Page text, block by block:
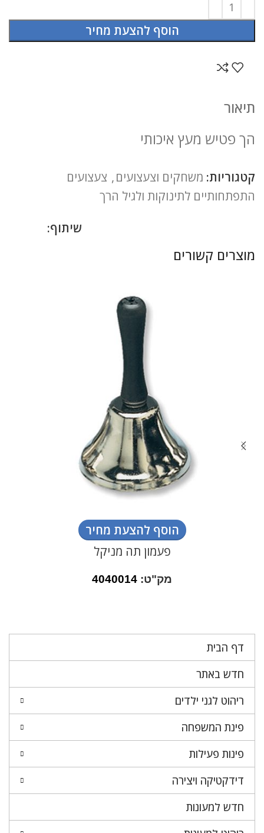
דף הבית
חדש באתר
ריהוט לגני ילדים
פינת המשפחה
פינות פעילות
דידקטיקה ויצירה
חדש למעונות
הוסף להצעת מחיר
תיאור
הך פטיש מעץ איכותי
קטגוריות: משחקים וצעצועים, צעצועים
התפתחותיים לתינוקות ולגיל הרך
שיתוף:
מוצרים קשורים
הוסף להצעת מחיר
פעמון תה מניקל
מק"ט: 4040014